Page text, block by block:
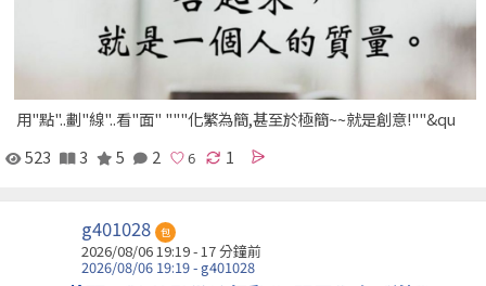
用"點"..劃"線"..看"面" """化繁為簡,甚至於極簡~~就是創意!""&qu
523
3 5 2 1
g401028 包
2026/08/06 19:19 -17 分鐘前
2026/08/06 19:19 - g401028